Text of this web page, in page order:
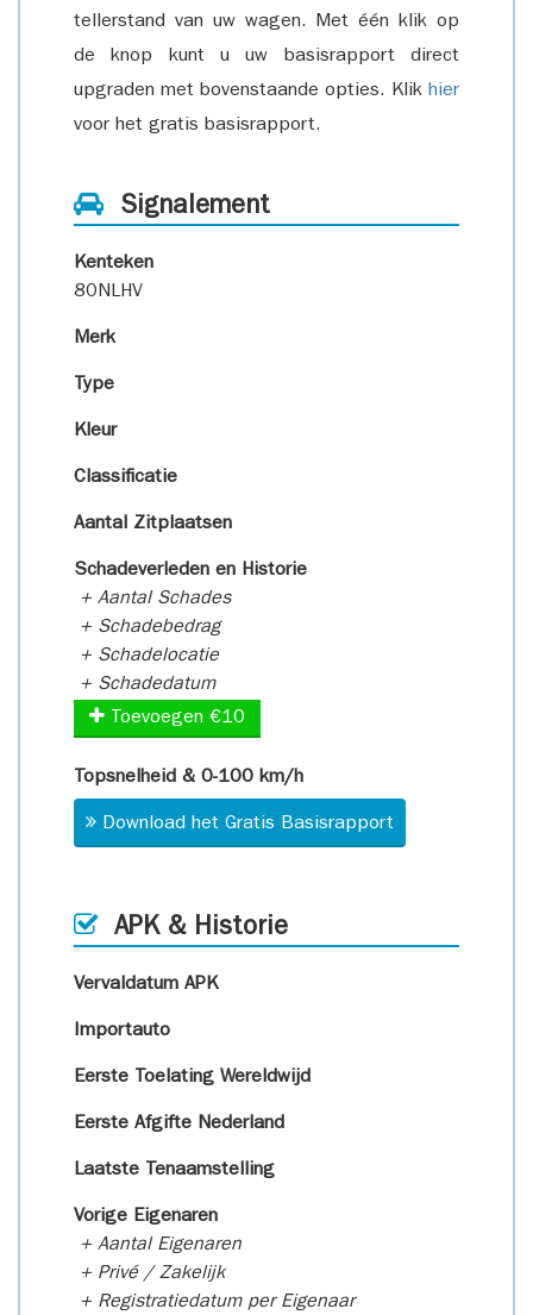
tellerstand van uw wagen. Met één klik op
de knop kunt u uw basisrapport direct
upgraden met bovenstaande opties. Klik hier
voor het gratis basisrapport.
Signalement
Kenteken
80NLHV
Merk
Type
Kleur
Classificatie
Aantal Zitplaatsen
Schadeverleden en Historie
+ Aantal Schades
+ Schadebedrag
+ Schadelocatie
+ Schadedatum
Toevoegen €10
Topsnelheid & 0-100 km/h
Download het Gratis Basisrapport
APK & Historie
Vervaldatum APK
Importauto
Eerste Toelating Wereldwijd
Eerste Afgifte Nederland
Laatste Tenaamstelling
Vorige Eigenaren
+ Aantal Eigenaren
+ Privé / Zakelijk
+ Registratiedatum per Eigenaar